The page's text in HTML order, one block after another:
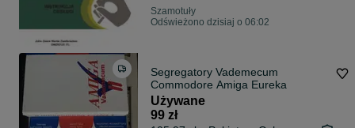
Szamotuły
Odświeżono dzisiaj o 06:02
Segregatory Vademecum
Commodore Amiga Eureka
Używane
99 zł